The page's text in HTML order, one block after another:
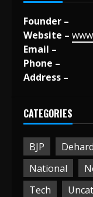
Founder –
Website –
Email –
Phone –
Address –
CATEGORIES
BJP
National
Tech